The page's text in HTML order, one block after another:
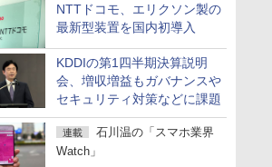
NTTドコモ、エリクソン製の
最新型装置を国内初導入
KDDIの第1四半期決算説明
会、増収増益もガバナンスや
セキュリティ対策などに課題
連載
石川温の「スマホ業界
Watch」